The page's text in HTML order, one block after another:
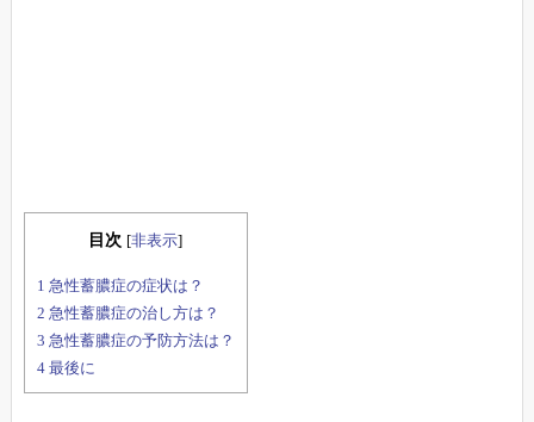
目次 [非表示]
1 急性蓄膿症の症状は？
2 急性蓄膿症の治し方は？
3 急性蓄膿症の予防方法は？
4最後に